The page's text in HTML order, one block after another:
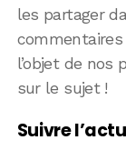
les partager
l’objet de nos
sur le sujet !
Suivre